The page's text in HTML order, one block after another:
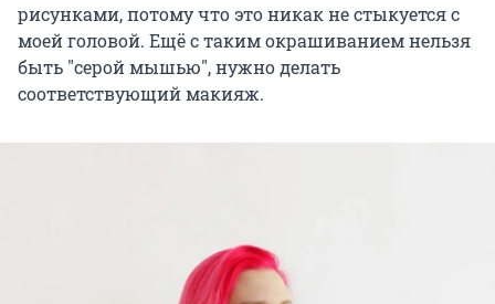
рисунками, потому что это никак не стыкуется с
моей головой. Ещё с таким окрашиванием нельзя
быть "серой мышью", нужно делать
соответствующий макияж.